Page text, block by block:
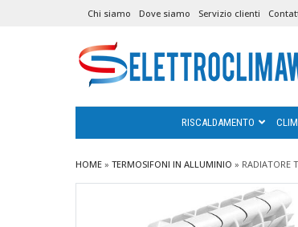
Chi siamo Dove siamo Servizio clienti
RISCALDAMENTO
HOME» TERMOSIFONI IN ALLUMINIO » RADIATORE